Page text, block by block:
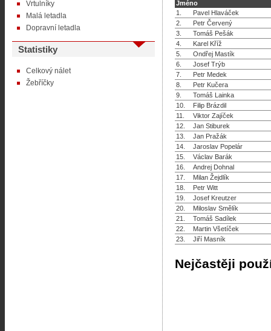
Vrtulníky
Malá letadla
Dopravní letadla
Statistiky
Celkový nálet
Žebříčky
Jméno
1.
Pavel Hlaváček
2.
Petr Červený
3.
Tomáš Pešák
4.
Karel Kříž
5.
Ondřej Mastík
6.
Josef Trýb
7.
Petr Medek
8.
Petr Kučera
9.
Tomáš Lainka
10.
Filip Brázdil
11.
Viktor Zajíček
12.
Jan Stiburek
13.
Jan Pražák
14.
Jaroslav Popelár
15.
Václav Barák
16.
Andrej Dohnal
17.
Milan Žejdlík
18.
Petr Witt
19.
Josef Kreutzer
20.
Miloslav Smělík
21.
Tomáš Sadílek
22.
Martin Všetíček
23.
Jiří Masník
Nejčastěji